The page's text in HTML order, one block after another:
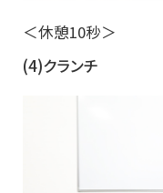
＜休憩10秒＞
(4)クランチ